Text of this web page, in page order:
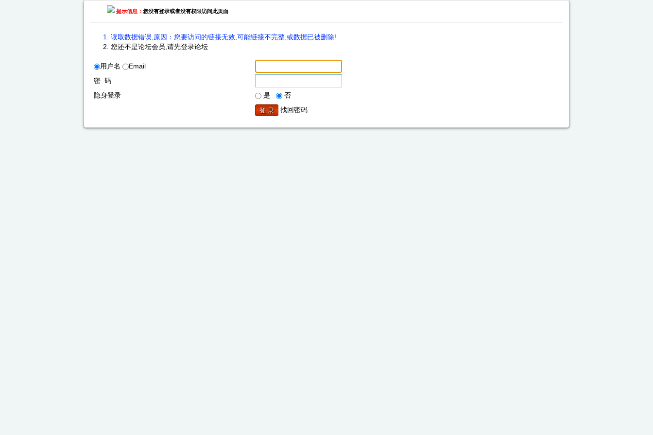
提示信息： 您没有登录或者没有权限访问此页面
读取数据错误,原因：您要访问的链接无效,可能链接不完整,或数据已被删除!
您还不是论坛会员,请先登录论坛
用户名
Email
密 码
隐身登录
是
否
找回密码